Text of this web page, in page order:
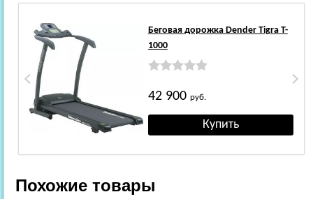
Беговая дорожка Dender Tigra T-
1000
42 900 руб.
Похожие товары